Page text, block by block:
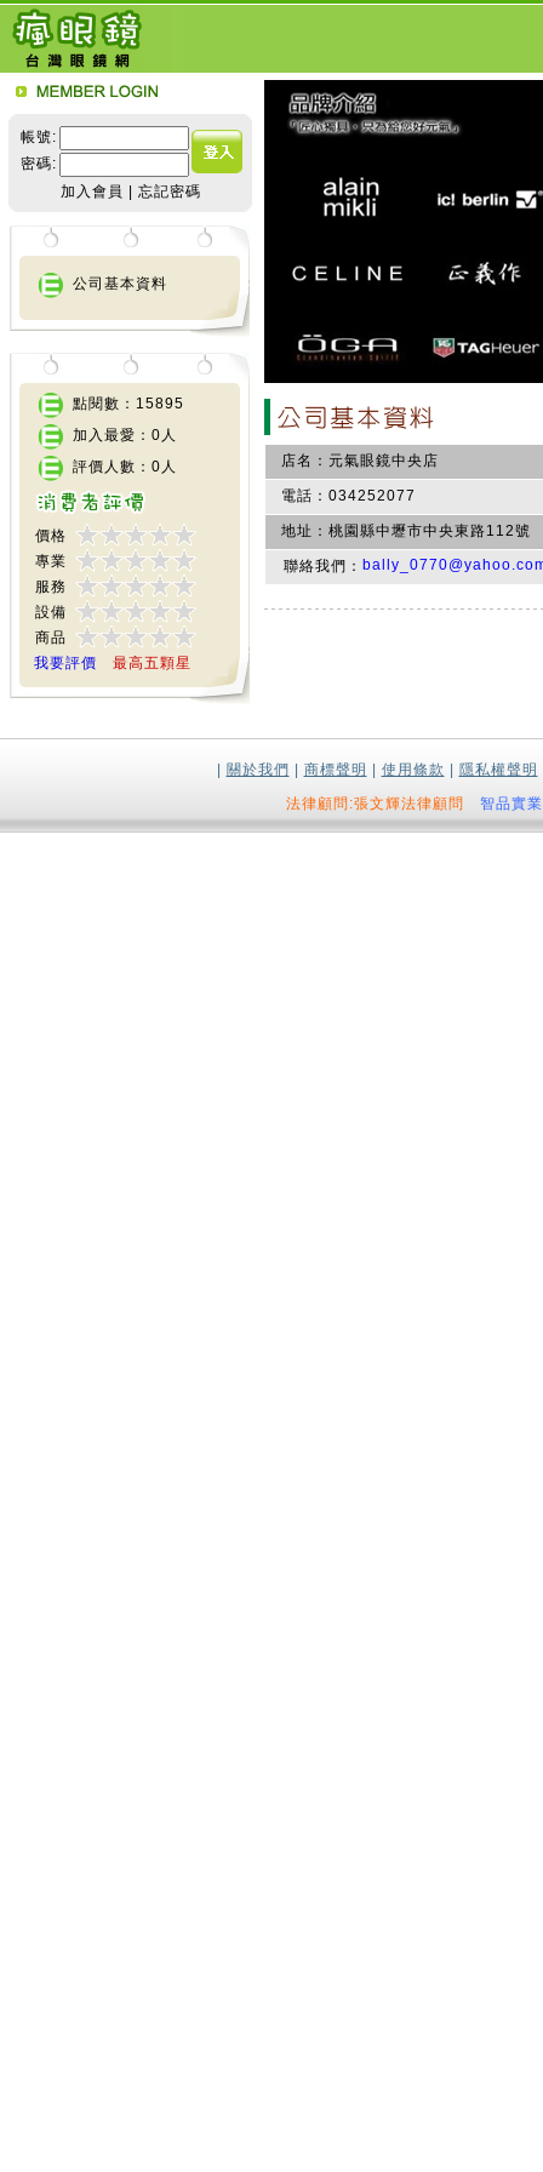
帳號:
密碼:
加入會員
忘記密碼
公司基本資料
點閱數：15895
加入最愛：0人
評價人數：0人
價格
專業
服務
設備
商品
我要評價
最高五顆星
店名： 元氣眼鏡中央店
電話： 034252077
地址： 桃園縣中壢市中央東路112號
聯絡我們：
關於我們 商標聲明 使用條款 隱私權聲明
法律顧問:張文輝法律顧問
智品實業